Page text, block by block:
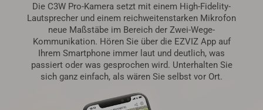
Die C3W Pro-Kamera setzt mit einem High-Fidelity-
Lautsprecher und einem reichweitenstarken Mikrofon
neue Maßstäbe im Bereich der Zwei-Wege-
Kommunikation. Hören Sie über die EZVIZ App auf
Ihrem Smartphone immer laut und deutlich, was
passiert oder was gesprochen wird. Unterhalten Sie
sich ganz einfach, als wären Sie selbst vor Ort.